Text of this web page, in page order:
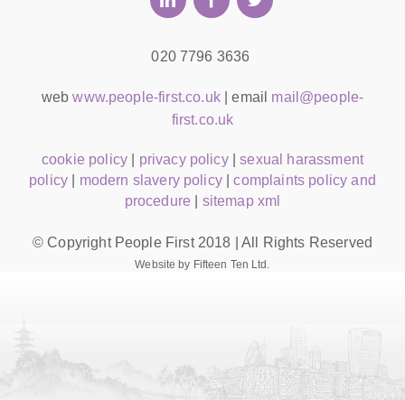
020 7796 3636
webwww.people-first.co.uk| email mail@people-
first.co.uk
cookie policy privacy policy|sexual harassment
policy
modern slavery policy|complaints policy and
procedure
sitemap xml
© Copyright People First 2018 | All Rights Reserved
Website by Fifteen Ten Ltd.